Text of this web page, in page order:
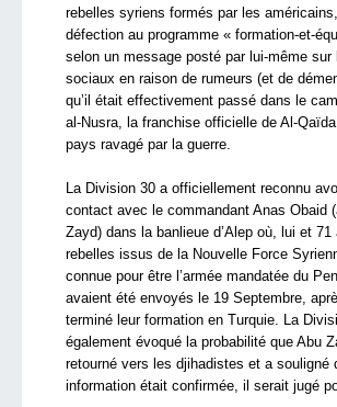
rebelles syriens formés par les
défection au programme « formation-et-
selon un message posté par lui-même sur
sociaux en raison de rumeurs (et de
qu’il était effectivement passé dans le
al-Nusra, la franchise officielle de Al-
pays ravagé par la guerre.
La Division 30 a officiellement reconnu
contact avec le commandant Anas Obaid
Zayd) dans la banlieue d’Alep où, lui et 71
rebelles issus de la Nouvelle Force
connue pour être l’armée mandatée du
avaient été envoyés le 19 Septembre,
terminé leur formation en Turquie. La
également évoqué la probabilité que Abu
retourné vers les djihadistes et a souligné
information était confirmée, il serait jugé